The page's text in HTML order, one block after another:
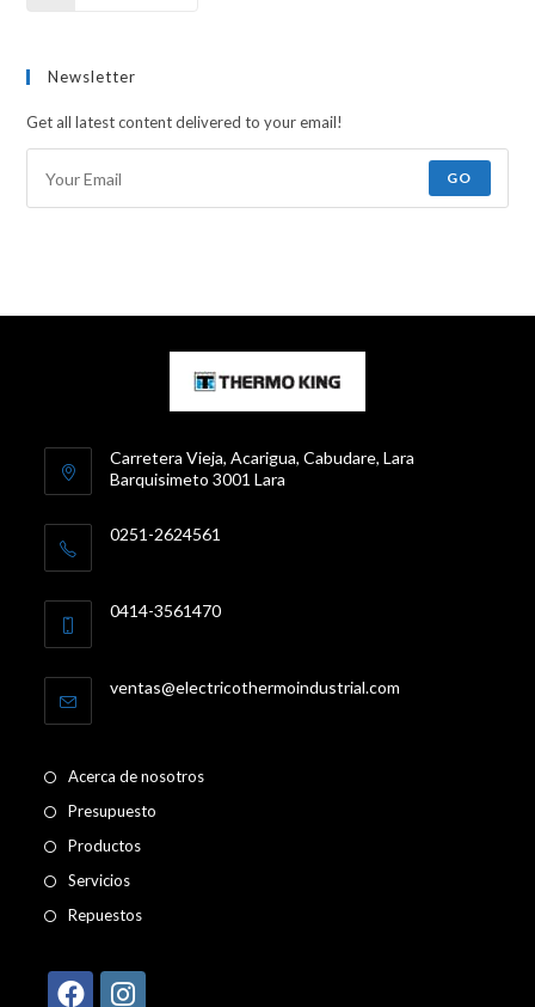
Newsletter
Get all latest content delivered to your email!
GO
Carretera Vieja, Acarigua, Cabudare, Lara
Barquisimeto 3001 Lara
0251-2624561
0414-3561470
ventas@electricothermoindustrial.com
Acerca de nosotros
Presupuesto
Productos
Servicios
Repuestos